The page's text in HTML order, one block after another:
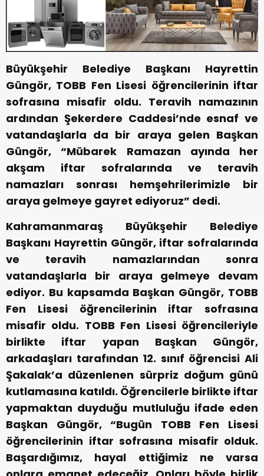
Büyükşehir Belediye Başkanı Hayrettin
Güngör, TOBB Fen Lisesi öğrencilerinin iftar
sofrasına misafir oldu. Teravih namazının
ardından Şekerdere Caddesi’nde esnaf ve
vatandaşlarla da bir araya gelen Başkan
Güngör, “Mübarek Ramazan ayında her
akşam iftar sofralarında ve teravih
namazları sonrası hemşehrilerimizle bir
araya gelmeye gayret ediyoruz” dedi.
Kahramanmaraş Büyükşehir Belediye
Başkanı Hayrettin Güngör, iftar sofralarında
ve teravih namazlarından sonra
vatandaşlarla bir araya gelmeye devam
ediyor. Bu kapsamda Başkan Güngör, TOBB
Fen Lisesi öğrencilerinin iftar sofrasına
misafir oldu. TOBB Fen Lisesi öğrencileriyle
birlikte iftar yapan Başkan Güngör,
arkadaşları tarafından 12. sınıf öğrencisi Ali
Şakalak’a düzenlenen sürpriz doğum günü
kutlamasına katıldı. Öğrencilerle birlikte iftar
yapmaktan duyduğu mutluluğu ifade eden
Başkan Güngör, “Bugün TOBB Fen Lisesi
öğrencilerinin iftar sofrasına misafir olduk.
Başardığımız, hayal ettiğimiz ne varsa